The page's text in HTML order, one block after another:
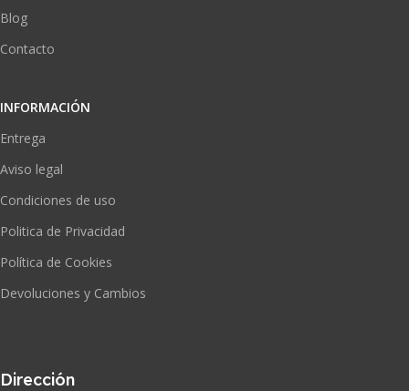
Blog
Contacto
INFORMACIÓN
Entrega
Aviso legal
Condiciones de uso
Politica de Privacidad
Política de Cookies
Devoluciones y Cambios
Dirección